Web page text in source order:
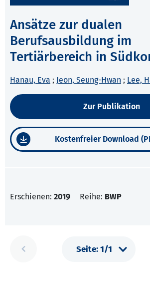
Ansätze zur dualen
Berufsausbildung im
Tertiärbereich in
Hanau, Eva ; Jeon, Seung-Hwan ; Lee,
Zur Publikation
Kostenfreier Download
Erschienen: 2019 Reihe: BWP